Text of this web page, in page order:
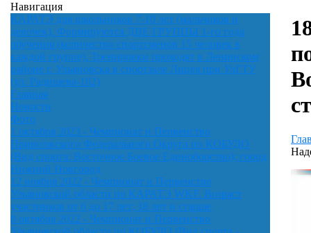
Навигация
КАРАТЭ для школьников 7-10 лет (мальчиков и
девочек). Формируются ДВЕ ГРУППЫ 1-го года
обучения (количество спортсменов 15 человек в
каждой группе). Тренировки проходят в Ленинском
районе г. Ульяновска в спортзале Лицея при УлГТУ
(ул. Радищева-102)
Главная
Новости
Фото
1 октября 2023 - Чемпионат и Первенство
Приволжского Федерального Округа по КОБУДО
(Вид спорта: Восточное Боевое Единоборство); город
Нижний Новгород
12 ноября 2022 - Чемпионат и Первенство
Ульяновской области по КАРАТЭ WKF. Возраст
участников от 6 до 17 лет; 18 лет и старше
8 октября 2022 - Чемпионат и Первенство